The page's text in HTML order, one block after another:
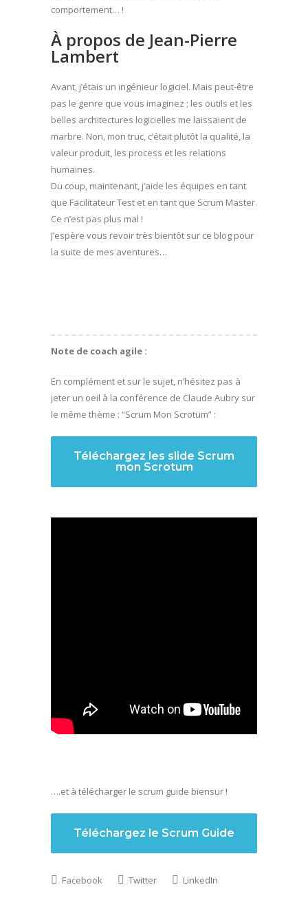
comportement… !
À propos de Jean-Pierre
Lambert
Avant, j’étais un ingénieur logiciel. Mais peut-être
pas le genre que vous imaginez ; les outils et les
belles architectures logicielles me laissaient de
marbre. Non, mon truc, c’était plutôt la qualité, la
valeur produit, les process et les relations
humaines.
Du coup, maintenant, j’aide les équipes en tant
que Facilitateur Test et en tant que Scrum Master.
Ce n’est pas plus mal !
J’espère vous revoir très bientôt sur ce blog pour
la suite de mes aventures…
Note de coach agile :
En complément et sur le sujet, n’hésitez pas à
jeter un oeil à la conférence de Claude Aubry sur
le même thème : “Scrum Mon Scrotum” :
Téléchargez les slide Scrum
mon Scrotum
….et à télécharger le scrum guide biensur !
Téléchargez le Scrum Guide
Facebook Twitter LinkedIn